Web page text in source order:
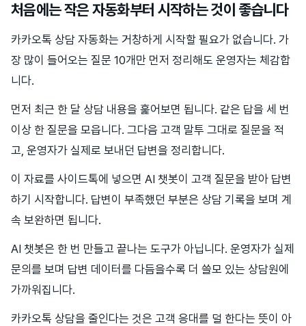
처음에는 작은 자동화부터 시작하는 것이 좋습니다
카카오톡 상담 자동화는 거창하게 시작할 필요가 없습니다. 가
장 많이 들어오는 질문 10개만 먼저 정리해도 운영자는 체감합
니다.
먼저 최근 한 달 상담 내용을 훑어보면 됩니다. 같은 답을 세 번
이상 한 질문을 모읍니다. 그다음 고객 말투 그대로 질문을 적
고, 운영자가 실제로 보내던 답변을 정리합니다.
이 자료를 사이드톡에 넣으면 AI 챗봇이 고객 질문을 받아 답변
하기 시작합니다. 답변이 부족했던 부분은 상담 기록을 보며 계
속 보완하면 됩니다.
AI 챗봇은 한 번 만들고 끝나는 도구가 아닙니다. 운영자가 실제
문의를 보며 답변 데이터를 다듬을수록 더 쓸모 있는 상담원에
가까워집니다.
카카오톡 상담을 줄인다는 것은 고객 응대를 덜 한다는 뜻이 아